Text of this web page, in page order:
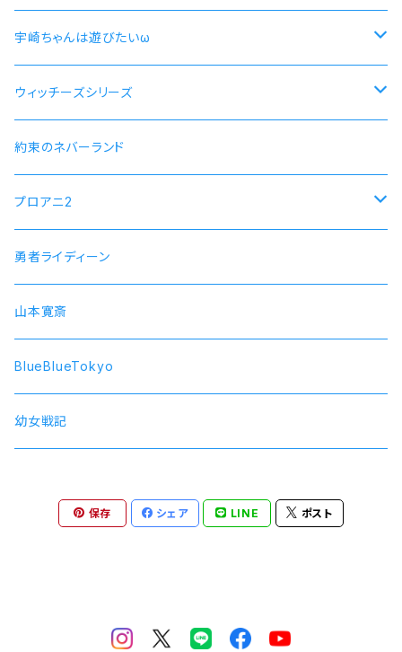
尚文
ラフタリア
フィーロ
宇崎ちゃんは遊びたいω
宇崎ちゃんモデル
先輩モデル
ウィッチーズシリーズ
ストライクウィッチーズ15周年501部隊モデル
約束のネバーランド
プロアニ2
SOARA
SolidS
Growth
QUELL
勇者ライディーン
山本寛斎
BlueBlueTokyo
幼女戦記
保存 シェア LINE ポスト